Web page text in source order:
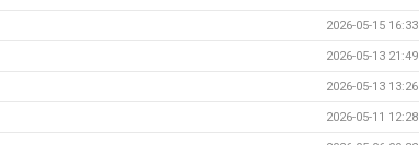
2026-05-15 16:33
2026-05-13 21:49
2026-05-13 13:26
2026-05-11 12:28